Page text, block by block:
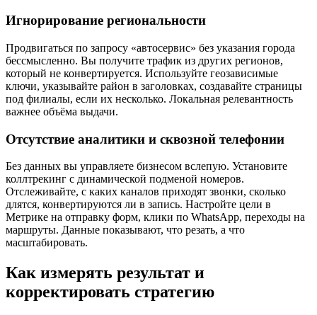
Игнорирование региональности
Продвигаться по запросу «автосервис» без указания города
бессмысленно. Вы получите трафик из других регионов,
который не конвертируется. Используйте геозависимые
ключи, указывайте район в заголовках, создавайте страницы
под филиалы, если их несколько. Локальная релевантность
важнее объёма выдачи.
Отсутствие аналитики и сквозной телефонии
Без данных вы управляете бизнесом вслепую. Установите
коллтрекинг с динамической подменой номеров.
Отслеживайте, с каких каналов приходят звонки, сколько
длятся, конвертируются ли в запись. Настройте цели в
Метрике на отправку форм, клики по WhatsApp, переходы на
маршруты. Данные показывают, что резать, а что
масштабировать.
Как измерять результат и
корректировать стратегию